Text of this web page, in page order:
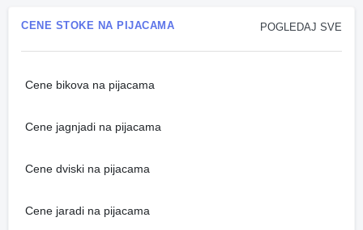
POGLEDAJ SVE
CENE STOKE NA PIJACAMA
Cene bikova na pijacama
Cene jagnjadi na pijacama
Cene dviski na pijacama
Cene jaradi na pijacama